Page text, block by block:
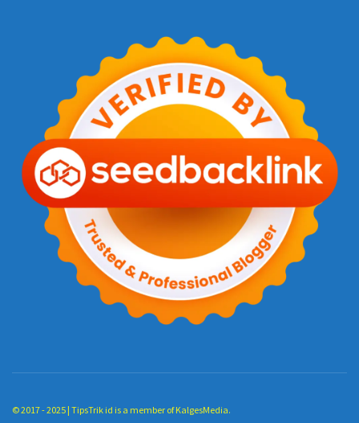
© 2017 - 2025 | TipsTrik id is a member ofKalgesMedia.